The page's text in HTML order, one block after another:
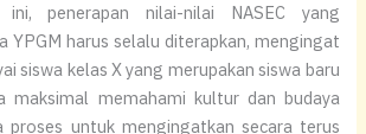
penerapan nilai-nilai NASEC yang
YPGM harus selalu diterapkan, mengingat
siswa kelas X yang merupakan siswa baru
maksimal memahami kultur dan budaya
proses untuk mengingatkan secara terus